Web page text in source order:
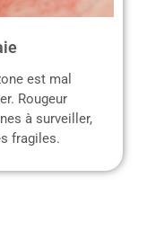
est mal
Rougeur
à surveiller,
fragiles.